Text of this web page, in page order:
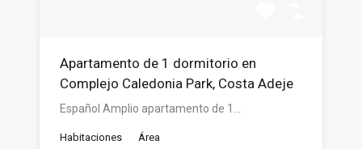
Apartamento de 1 dormitorio en
Complejo Caledonia Park, Costa Adeje
Español Amplio apartamento de 1…
Habitaciones Área